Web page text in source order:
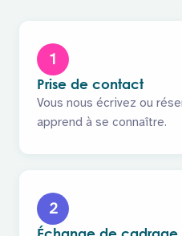
1
Prise de contact
Vous nous écrivez ou
apprend à se connaître.
2